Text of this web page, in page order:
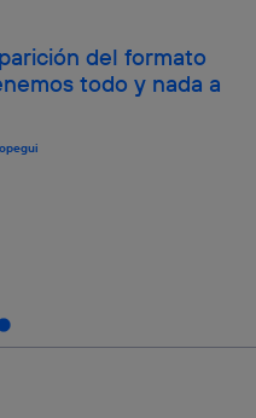
del formato
todo y nada a